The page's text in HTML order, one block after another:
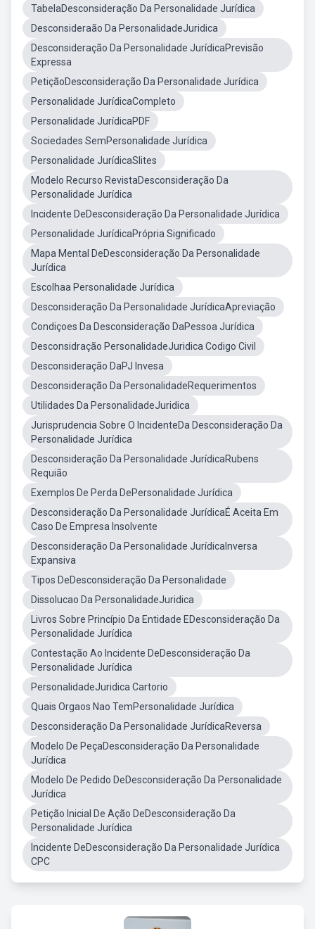
TabelaDesconsideração Da Personalidade Jurídica
Desconsideraão Da PersonalidadeJuridica
Desconsideração Da Personalidade JurídicaPrevisão
Expressa
PetiçãoDesconsideração Da Personalidade Jurídica
Personalidade JurídicaCompleto
Personalidade JurídicaPDF
Sociedades SemPersonalidade Jurídica
Personalidade JurídicaSlites
Modelo Recurso RevistaDesconsideração Da
Personalidade Jurídica
Incidente DeDesconsideração Da Personalidade Jurídica
Personalidade JurídicaPrópria Significado
Mapa Mental DeDesconsideração Da Personalidade
Jurídica
Escolhaa Personalidade Jurídica
Desconsideração Da Personalidade JurídicaApreviação
Condiçoes Da Desconsideração DaPessoa Jurídica
Desconsidração PersonalidadeJuridica Codigo Civil
Desconsideração DaPJ Invesa
Desconsideração Da PersonalidadeRequerimentos
Utilidades Da PersonalidadeJuridica
Jurisprudencia Sobre O IncidenteDa Desconsideração Da
Personalidade Jurídica
Desconsideração Da Personalidade JurídicaRubens
Requião
Exemplos De Perda DePersonalidade Jurídica
Desconsideração Da Personalidade JurídicaÉ Aceita Em
Caso De Empresa Insolvente
Desconsideração Da Personalidade JurídicaInversa
Expansiva
Tipos DeDesconsideração Da Personalidade
Dissolucao Da PersonalidadeJuridica
Livros Sobre Princípio Da Entidade EDesconsideração Da
Personalidade Jurídica
Contestação Ao Incidente DeDesconsideração Da
Personalidade Jurídica
PersonalidadeJuridica Cartorio
Quais Orgaos Nao TemPersonalidade Jurídica
Desconsideração Da Personalidade JurídicaReversa
Modelo De PeçaDesconsideração Da Personalidade
Jurídica
Modelo De Pedido DeDesconsideração Da Personalidade
Jurídica
Petição Inicial De Ação DeDesconsideração Da
Personalidade Jurídica
Incidente DeDesconsideração Da Personalidade Jurídica
CPC